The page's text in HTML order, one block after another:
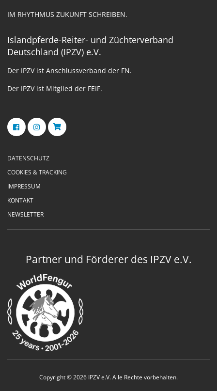
IM RHYTHMUS ZUKUNFT SCHREIBEN.
Islandpferde-Reiter- und Züchterverband
Deutschland (IPZV) e.V.
Der IPZV ist Anschlussverband der FN.
Der IPZV ist Mitglied der FEIF.
DATENSCHUTZ
COOKIES & TRACKING
IMPRESSUM
KONTAKT
NEWSLETTER
Partner und Förderer des IPZV e.V.
Copyright © 2026 IPZV e.V. Alle Rechte vorbehalten.